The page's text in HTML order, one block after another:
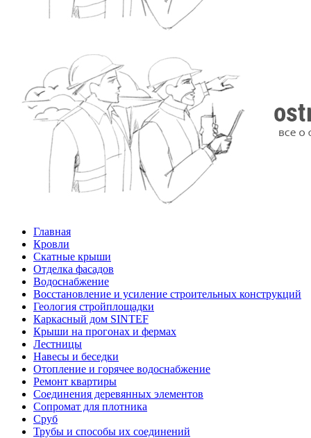
Главная
Кровли
Скатные крыши
Отделка фасадов
Водоснабжение
Восстановление и усиление строительных конструкций
Геология стройплощадки
Каркасный дом SINTEF
Крыши на прогонах и фермах
Лестницы
Навесы и беседки
Отопление и горячее водоснабжение
Ремонт квартиры
Соединения деревянных элементов
Сопромат для плотника
Сруб
Трубы и способы их соединений